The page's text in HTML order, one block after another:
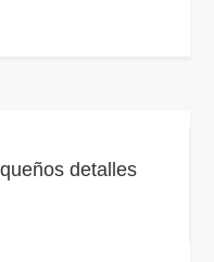
detalles